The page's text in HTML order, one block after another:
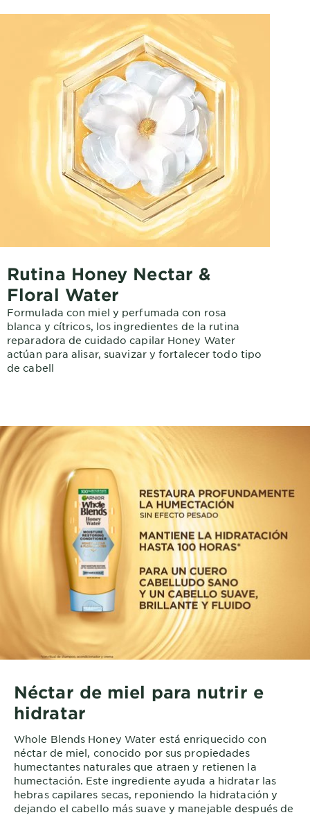
Rutina Honey Nectar &
Floral Water
Formulada con miel y perfumada con rosa
blanca y cítricos, los ingredientes de la rutina
reparadora de cuidado capilar Honey Water
actúan para alisar, suavizar y fortalecer todo tipo
de cabell
Néctar de miel para nutrir e
hidratar
Whole Blends Honey Water está enriquecido con
néctar de miel, conocido por sus propiedades
humectantes naturales que atraen y retienen la
humectación. Este ingrediente ayuda a hidratar las
hebras capilares secas, reponiendo la hidratación y
dejando el cabello más suave y manejable después de